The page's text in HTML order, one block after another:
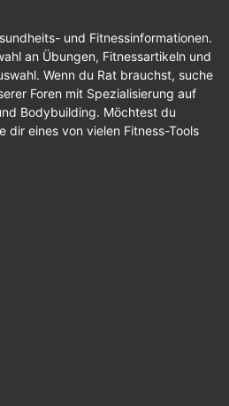
und Fitnessinformationen.
an Übungen, Fitnessartikeln und
Wenn du Rat brauchst, suche
Foren mit Spezialisierung auf
Bodybuilding. Möchtest du
dir eines von vielen Fitness-Tools